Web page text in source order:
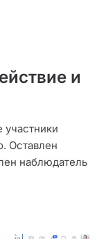
и
Оставлен
наблюдатель